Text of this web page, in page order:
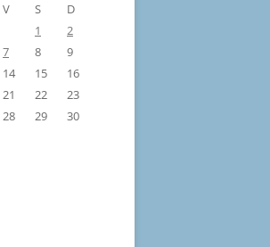
V S
D
1
2
7 8
9
14 15
16
21 22
23
28 29
30